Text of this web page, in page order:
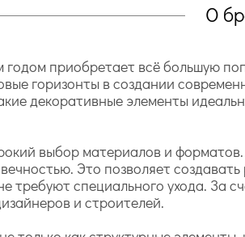
О
приобретает всё большую
горизонты в создании
декоративные элементы
выбор материалов и
Это позволяет
требуют специального ухода. За
и строителей.